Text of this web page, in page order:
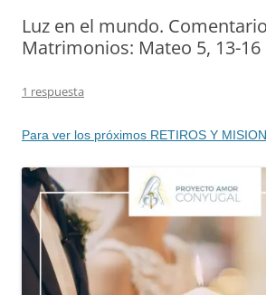
Luz en el mundo.
Matrimonios: Mateo 5, 13-16
1 respuesta
Para ver los próximos RETIROS Y